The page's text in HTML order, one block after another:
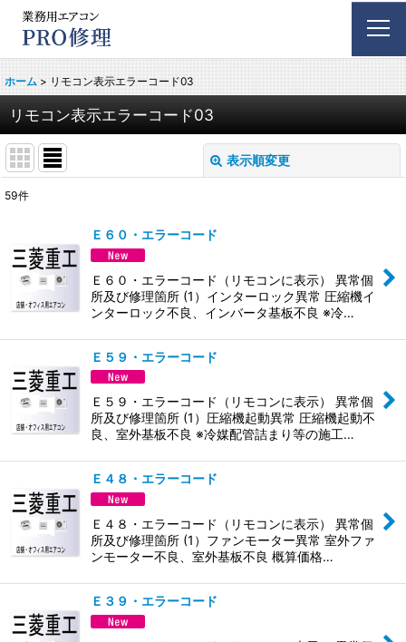
ホーム > リモコン表示エラーコード03
リモコン表示エラーコード03
表示順変更
並び順:
絞り込む
59件
Ｅ６０・エラーコード
Ｅ６０・エラーコード（リモコンに表示） 異常個
所及び修理箇所 (1）インターロック異常 圧縮機イ
ンターロック不良、インバータ基板不良 ※冷…
Ｅ５９・エラーコード
Ｅ５９・エラーコード（リモコンに表示） 異常個
所及び修理箇所 (1）圧縮機起動異常 圧縮機起動不
良、室外基板不良 ※冷媒配管詰まり等の施工…
Ｅ４８・エラーコード
Ｅ４８・エラーコード（リモコンに表示） 異常個
所及び修理箇所 (1）ファンモーター異常 室外ファ
ンモーター不良、室外基板不良 概算価格…
Ｅ３９・エラーコード